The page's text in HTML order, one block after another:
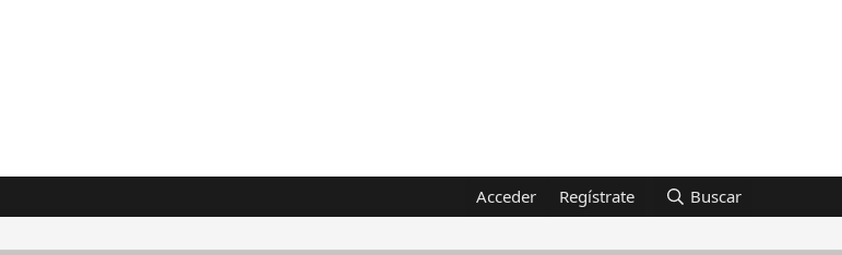
Acceder Regístrate Buscar